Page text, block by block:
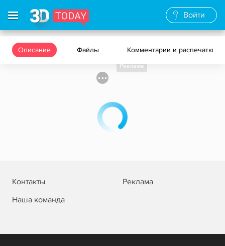
Войти
Описание Файлы Комментарии и распечатки
Реклама
Контакты
Реклама
Наша команда